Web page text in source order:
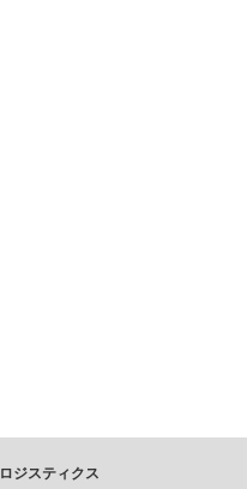
ロジスティクス